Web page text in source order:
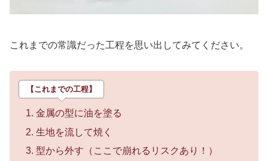
これまでの常識だった工程を思い出してみてください。
【これまでの工程】
金属の型に油を塗る
生地を流して焼く
型から外す（ここで崩れるリスクあり！）